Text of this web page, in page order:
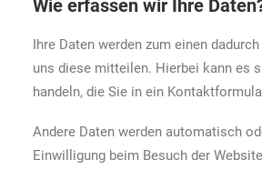
Wie erfassen wir Ihre
Ihre Daten werden zum einen
uns diese mitteilen. Hierbei kann es
handeln, die Sie in ein
Andere Daten werden automatisch
Einwilligung beim Besuch der